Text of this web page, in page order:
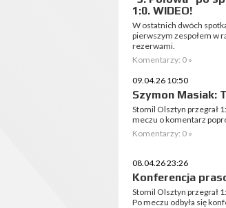
1:0. WIDEO!
W ostatnich dwóch
pierwszym zespołem w
rezerwami.
Komentarzy: 0 »
09.04.26 10:50
Szymon Masiak:
Stomil Olsztyn przegrał
meczu o komentarz
Komentarzy: 0 »
08.04.26 23:26
Konferencja
Stomil Olsztyn przegrał
Po meczu odbyła się